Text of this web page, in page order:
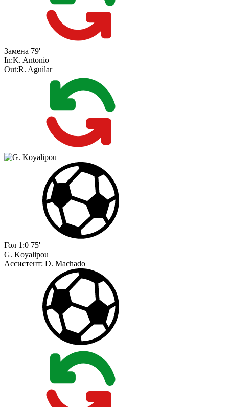
Замена 79'
In:K. Antonio
Out:R. Aguilar
Гол 1:0 75'
G. Koyalipou
Ассистент: D. Machado